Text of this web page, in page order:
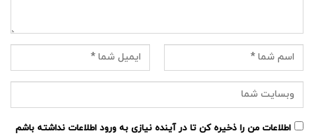
اطلاعات من را ذخیره کن تا در آینده نیازی به ورود اطلاعات نداشته باشم